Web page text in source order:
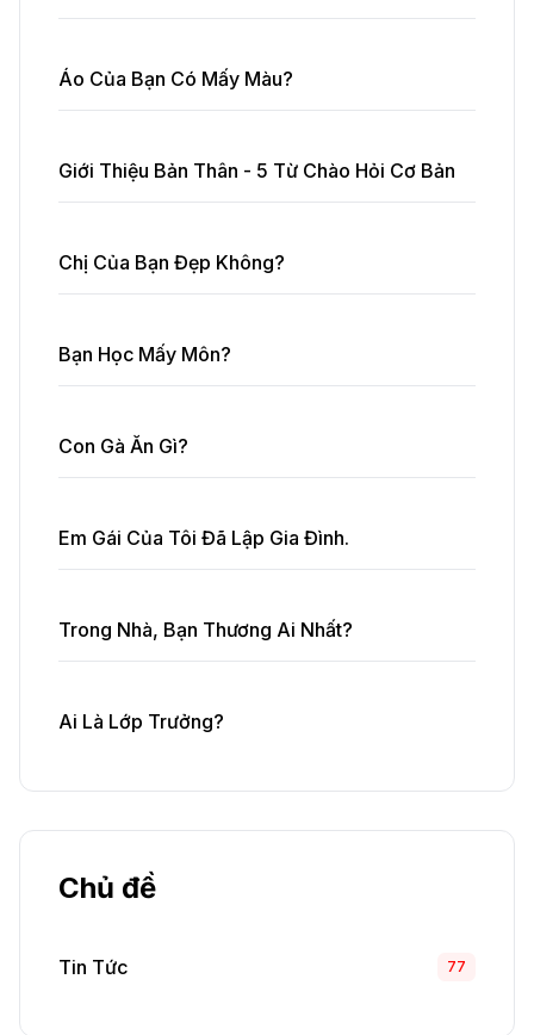
Áo Của Bạn Có Mấy Màu?
Giới Thiệu Bản Thân - 5 Từ Chào Hỏi Cơ Bản
Chị Của Bạn Đẹp Không?
Bạn Học Mấy Môn?
Con Gà Ăn Gì?
Em Gái Của Tôi Đã Lập Gia Đình.
Trong Nhà, Bạn Thương Ai Nhất?
Ai Là Lớp Trưởng?
Chủ đề
Tin Tức 77